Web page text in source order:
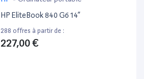
HP EliteBook 840 G6 14”
288 offres à partir de :
227,00 €